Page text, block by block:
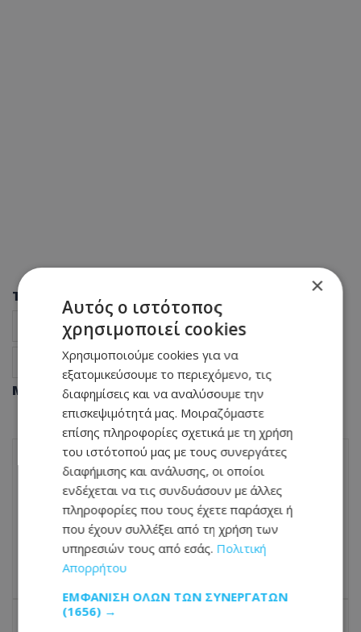
Tags
Ειδήσεις Κύπρος Κύπρος Νέα Είδηση
Φλεγμονή
Μοιράσου αυτό το άρθρο
ΠΡΟΗΓΟΎΜΕΝΟ ΆΡΘΡΟ
Τραγωδία: Νεκρός 49χρονος σε τροχαίο
δυστύχημα με μοτοσικλέτα στην
Αργολίδα
23.06.2026 - 11:46
×
Αυτός ο ιστότοπος
χρησιμοποιεί cookies
Χρησιμοποιούμε cookies για να
εξατομικεύσουμε το περιεχόμενο, τις
διαφημίσεις και να αναλύσουμε την
επισκεψιμότητά μας. Μοιραζόμαστε
επίσης πληροφορίες σχετικά με τη χρήση
του ιστότοπού μας με τους συνεργάτες
διαφήμισης και ανάλυσης, οι οποίοι
ενδέχεται να τις συνδυάσουν με άλλες
πληροφορίες που τους έχετε παράσχει ή
που έχουν συλλέξει από τη χρήση των
υπηρεσιών τους από εσάς. Πολιτική
Απορρήτου
ΕΜΦΆΝΙΣΗ ΌΛΩΝ ΤΩΝ ΣΥΝΕΡΓΑΤΏΝ
(1656) →